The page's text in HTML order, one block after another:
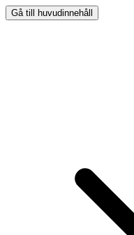
Gå till huvudinnehåll